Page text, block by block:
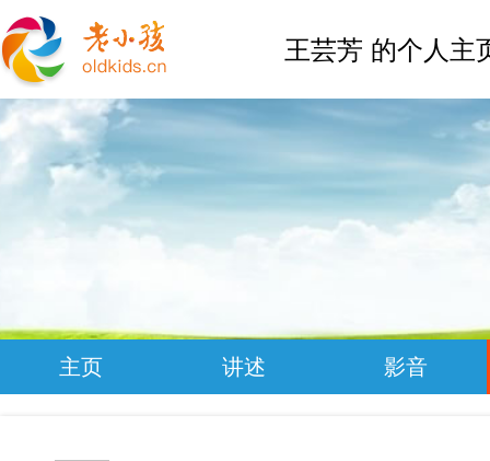
王芸芳 的个人主
主页 讲述 影音